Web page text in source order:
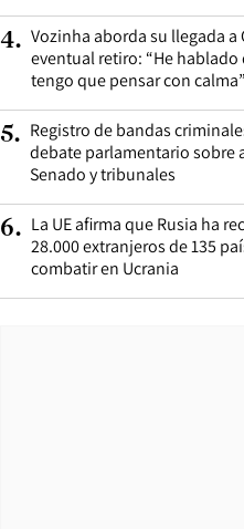
4. Vozinha aborda su llegada a
eventual retiro: “He hablado
tengo que pensar con calma”
5. Registro de bandas
debate parlamentario sobre
Senado y tribunales
6. La UE afirma que Rusia ha
28.000 extranjeros de 135
combatir en Ucrania